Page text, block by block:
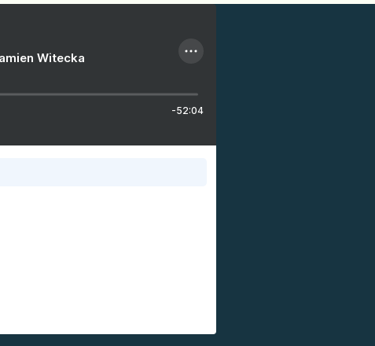
Witecka
-52:04